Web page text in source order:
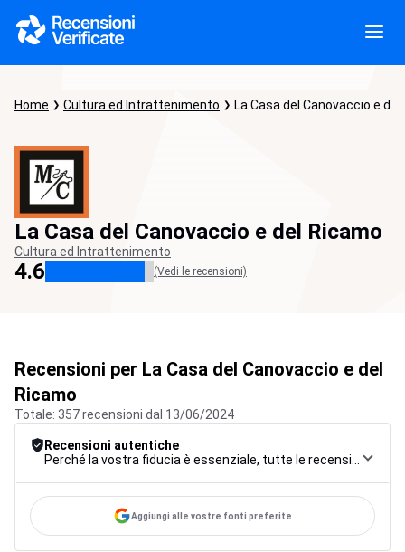
Home Cultura ed Intrattenimento La Casa del Canovaccio e del
La Casa del Canovaccio e del Ricamo
Cultura ed Intrattenimento
4.6 (Vedi le recensioni)
Recensioni per La Casa del Canovaccio e del
Ricamo
Totale: 357 recensioni dal 13/06/2024
Recensioni autentiche
Aggiungi alle vostre fonti preferite